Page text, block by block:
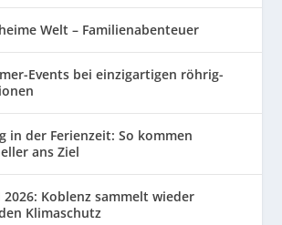
Welt – Familienabenteuer
Events bei einzigartigen röhrig-
in der Ferienzeit: So kommen
ans Ziel
2026: Koblenz sammelt wieder
Klimaschutz